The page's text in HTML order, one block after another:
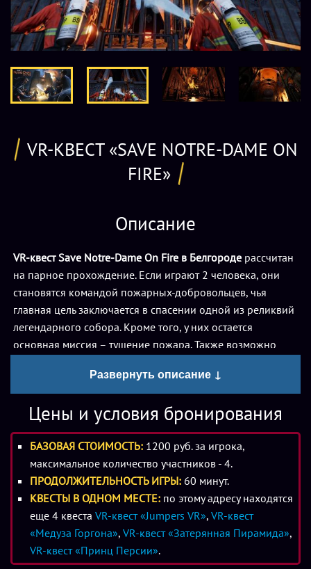
VR-КВЕСТ «SAVE NOTRE-DAME ON
FIRE»
Описание
VR-квест Save Notre-Dame On Fire в Белгороде рассчитан
на парное прохождение. Если играют 2 человека, они
становятся командой пожарных-добровольцев, чья
главная цель заключается в спасении одной из реликвий
легендарного собора. Кроме того, у них остается
основная миссия – тушение пожара. Также возможно
виде соревнования на скорость выполнения заданий.
Игра продолжительностью 60 минут проходит в
оборудованном зале с использованием специальных
шлемов, контроллеров и датчиков расположения в
пространстве. Игроки видят друг друга в образе
персонажей, взаимодействуют, общаются, совместно
выполняют задания.
Как становится понятно из названия,VR-квест Save Notre-
Dame On Fire в Белгороде посвящен произошедшему
несколько лет тому назад грандиозному пожару, который
Развернуть описание ↓
Цены и условия бронирования
БАЗОВАЯ СТОИМОСТЬ: 1200 руб. за игрока,
максимальное количество участников - 4.
ПРОДОЛЖИТЕЛЬНОСТЬ ИГРЫ: 60 минут.
КВЕСТЫ В ОДНОМ МЕСТЕ: по этому адресу находятся
еще 4 квеста VR-квест «Jumpers VR», VR-квест
«Медуза Горгона», VR-квест «Затерянная Пирамида»,
VR-квест «Принц Персии».